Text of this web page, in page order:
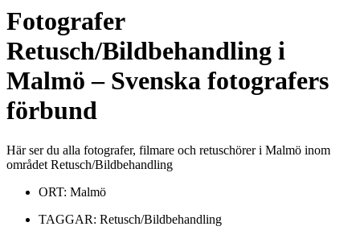
Fotografer
Retusch/Bildbehandling i
Malmö – Svenska fotografers
förbund
Här ser du alla fotografer, filmare och retuschörer i Malmö inom
området Retusch/Bildbehandling
ORT: Malmö
TAGGAR: Retusch/Bildbehandling